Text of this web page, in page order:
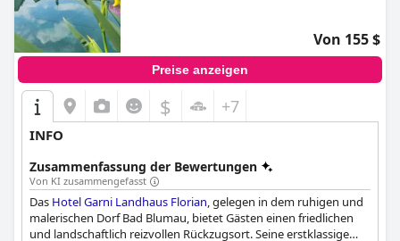
Von 155 $
Preise anzeigen
$ +7
INFO
Zusammenfassung der Bewertungen
Von KI zusammengefasst
Das Hotel Garni Landhaus Florian, gelegen in dem ruhigen und
malerischen Dorf Bad Blumau, bietet Gästen einen friedlichen
und landschaftlich reizvollen Rückzugsort. Seine erstklassige